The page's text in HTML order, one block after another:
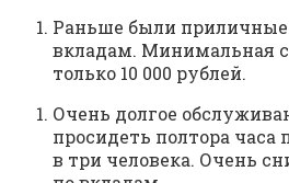
Раньше были
вкладам. Минимальная
только 10 000 рублей.
Очень долгое
просидеть полтора часа
в три человека. Очень